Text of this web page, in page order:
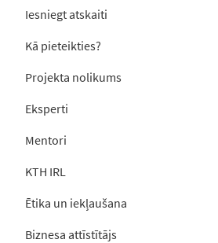
Iesniegt atskaiti
Kā pieteikties?
Projekta nolikums
Eksperti
Mentori
KTH IRL
Ētika un iekļaušana
Biznesa attīstītājs